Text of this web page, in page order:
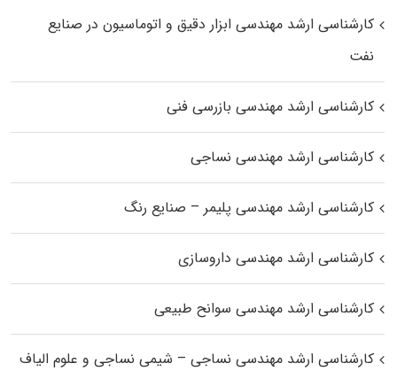
کارشناسی ارشد مهندسی ابزار دقیق و اتوماسیون در صنایع
نفت
کارشناسی ارشد مهندسی بازرسی فنی
کارشناسی ارشد مهندسی نساجی
کارشناسی ارشد مهندسی پلیمر – صنایع رنگ
کارشناسی ارشد مهندسی داروسازی
کارشناسی ارشد مهندسی سوانح طبیعی
کارشناسی ارشد مهندسی نساجی – شیمی نساجی و علوم الیاف